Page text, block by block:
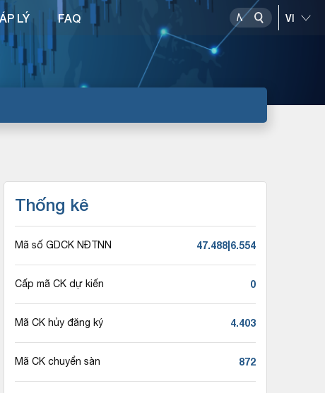
LÝ FAQ
Thống kê
Mã số GDCK NĐTNN 47.488|6.554
Cấp mã CK dự kiến 0
Mã CK hủy đăng ký 4.403
Mã CK chuyển sàn 872